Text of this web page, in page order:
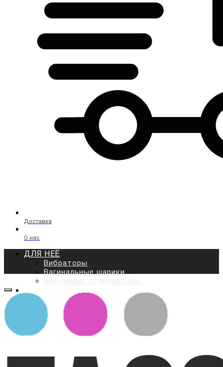
Доставка
О нас
ДЛЯ НЕЁ
Вибраторы
Вагинальные шарики
ДЛЯ НЕГО
Мастурбаторы
Вакуумные помпы
Массажёры простаты
Эрекционные кольца и
насадки
Фаллоимитаторы